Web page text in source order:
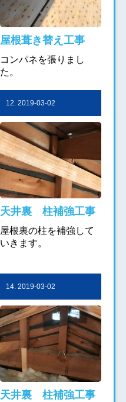
屋根葺き替え工事
コンパネを張りまし
た。
12. 2019-03-02
天井裏 柱補強工事
屋根裏の柱を補強して
いきます。
14. 2019-03-02
天井裏 柱補強工事